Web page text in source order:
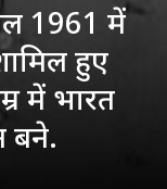
1961 में
हुए
में भारत
बने.